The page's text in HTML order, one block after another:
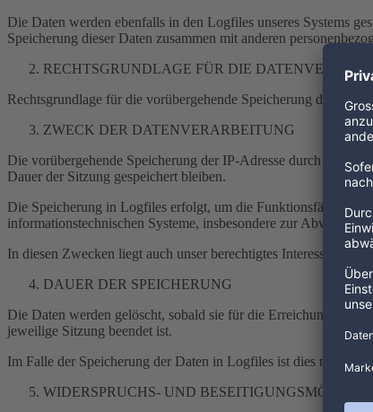
Die Daten werden ebenfalls in den Logfiles unseres Systems
Speicherung dieser Daten zusammen mit anderen
RECHTSGRUNDLAGE FÜR DIE
Rechtsgrundlage für die vorübergehende Speicherung der
ZWECK DER DATENVERARBEITUNG
Die vorübergehende Speicherung der IP-Adresse durch das
Dauer der Sitzung gespeichert bleiben.
Die Speicherung in Logfiles erfolgt, um die Funktionsfähigkeit
informationstechnischen Systeme, insbesondere zur Abwehr
In diesen Zwecken liegt auch unser berechtigtes Interesse an
DAUER DER SPEICHERUNG
Die Daten werden gelöscht, sobald sie für die Erreichung des
jeweilige Sitzung beendet ist.
Im Falle der Speicherung der Daten in Logfiles ist dies nach
WIDERSPRUCHS- UND